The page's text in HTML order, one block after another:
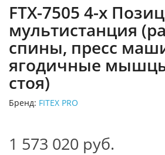
FTX-7505 4-х
мультистанция
спины, пресс
ягодичные
стоя)
Бренд: FITEX PRO
1 573 020 руб.